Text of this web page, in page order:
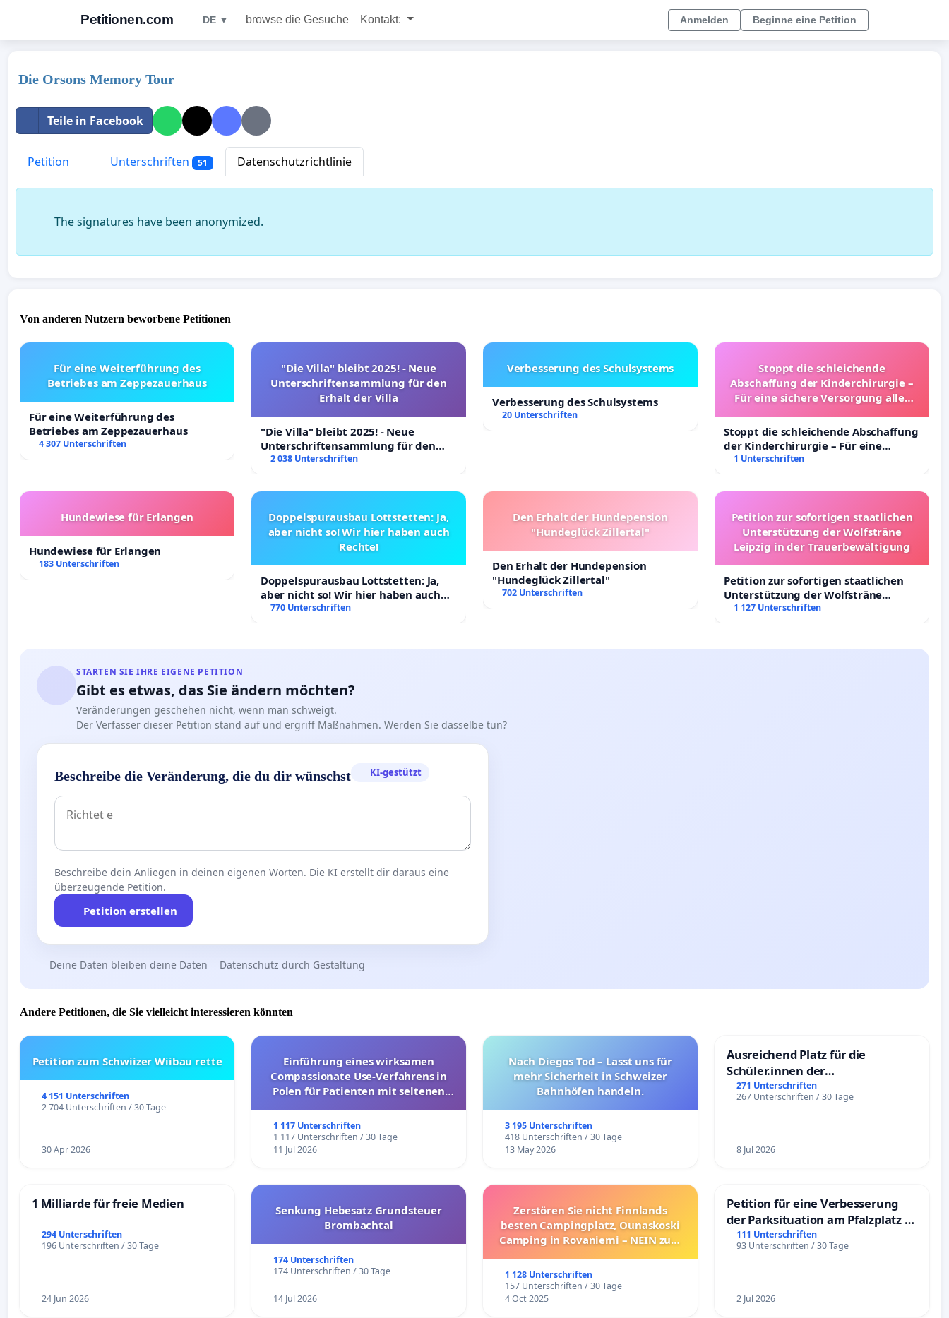
Petitionen.com DE ▼ browse die Gesuche Kontakt: Anmelden Beginne eine Petition
Die Orsons Memory Tour
Teile in Facebook
Petition Unterschriften 51 Datenschutzrichtlinie
The signatures have been anonymized.
Von anderen Nutzern beworbene Petitionen
Für eine Weiterführung des
Betriebes am Zeppezauerhaus
Für eine Weiterführung des
Betriebes am Zeppezauerhaus
4 307 Unterschriften
"Die Villa" bleibt 2025! - Neue
Unterschriftensammlung für den
Erhalt der Villa
"Die Villa" bleibt 2025! - Neue
Unterschriftensammlung für den
Erhalt der Villa
2 038 Unterschriften
Verbesserung des Schulsystems
Verbesserung des Schulsystems
20 Unterschriften
Stoppt die schleichende
Abschaffung der Kinderchirurgie –
Für eine sichere Versorgung aller
Stoppt die schleichende Abschaffung
der Kinderchirurgie – Für eine
sichere Versorgung aller Kinder in
1 Unterschriften
Hundewiese für Erlangen
Hundewiese für Erlangen
183 Unterschriften
Doppelspurausbau Lottstetten: Ja,
aber nicht so! Wir hier haben auch
Rechte!
Doppelspurausbau Lottstetten: Ja,
aber nicht so! Wir hier haben auch
Rechte!
770 Unterschriften
Den Erhalt der Hundepension
"Hundeglück Zillertal"
Den Erhalt der Hundepension
"Hundeglück Zillertal"
702 Unterschriften
Petition zur sofortigen staatlichen
Unterstützung der Wolfsträne
Leipzig in der Trauerbewältigung
Petition zur sofortigen staatlichen
Unterstützung der Wolfsträne
Leipzig in der Trauerbewältigung
1 127 Unterschriften
STARTEN SIE IHRE EIGENE PETITION
Gibt es etwas, das Sie ändern möchten?
Veränderungen geschehen nicht, wenn man schweigt.
Der Verfasser dieser Petition stand auf und ergriff Maßnahmen. Werden Sie dasselbe tun?
Beschreibe die Veränderung, die du dir wünschst KI-gestützt
Beschreibe dein Anliegen in deinen eigenen Worten. Die KI erstellt dir daraus eine
überzeugende Petition.
Petition erstellen
Deine Daten bleiben deine Daten Datenschutz durch Gestaltung
Andere Petitionen, die Sie vielleicht interessieren könnten
Petition zum Schwiizer Wiibau rette
4 151 Unterschriften
2 704 Unterschriften / 30 Tage
30 Apr 2026
Einführung eines wirksamen
Compassionate Use-Verfahrens in
Polen für Patienten mit seltenen
1 117 Unterschriften
1 117 Unterschriften / 30 Tage
11 Jul 2026
Nach Diegos Tod – Lasst uns für
mehr Sicherheit in Schweizer
Bahnhöfen handeln.
3 195 Unterschriften
418 Unterschriften / 30 Tage
13 May 2026
Ausreichend Platz für die
Schüler.innen der
Schönbergschule
271 Unterschriften
267 Unterschriften / 30 Tage
8 Jul 2026
1 Milliarde für freie Medien
294 Unterschriften
196 Unterschriften / 30 Tage
24 Jun 2026
Senkung Hebesatz Grundsteuer
Brombachtal
174 Unterschriften
174 Unterschriften / 30 Tage
14 Jul 2026
Zerstören Sie nicht Finnlands
besten Campingplatz, Ounaskoski
Camping in Rovaniemi – NEIN zum
1 128 Unterschriften
157 Unterschriften / 30 Tage
4 Oct 2025
Petition für eine Verbesserung
der Parksituation am Pfalzplatz in
Mannheim
111 Unterschriften
93 Unterschriften / 30 Tage
2 Jul 2026